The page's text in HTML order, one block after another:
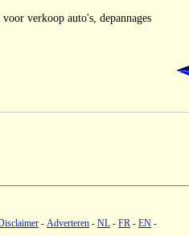
verkoop auto's, depannages
- Adverteren - NL - FR - EN -